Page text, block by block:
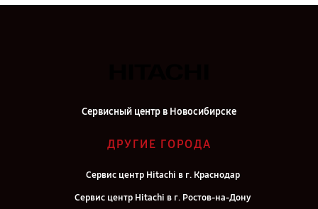
Сервисный центр в Новосибирске
ДРУГИЕ ГОРОДА
Сервис центр Hitachi в г. Краснодар
Сервис центр Hitachi в г. Ростов-на-Дону